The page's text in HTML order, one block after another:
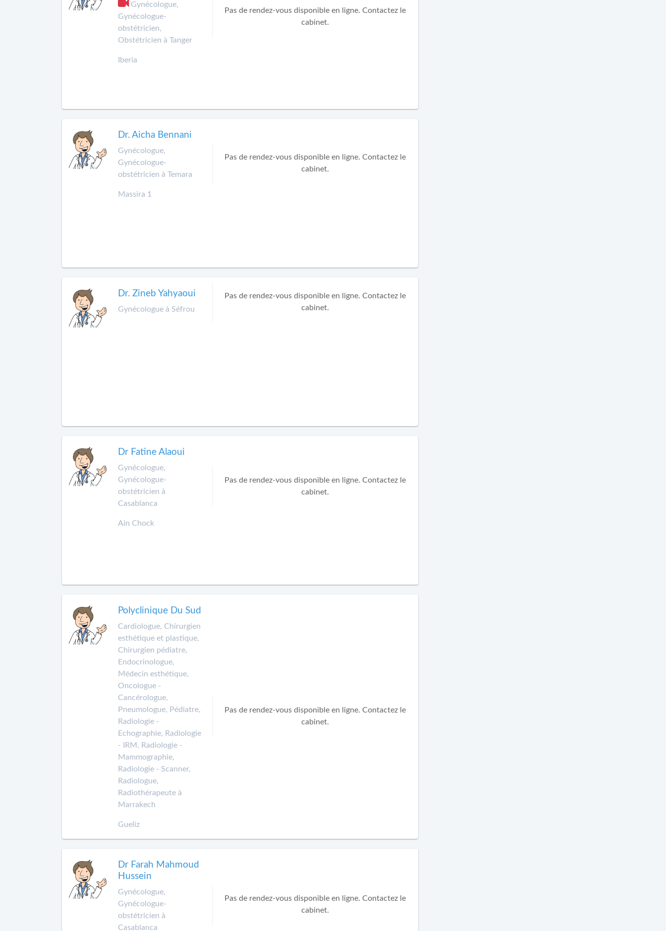
Gynécologue,
Gynécologue-
obstétricien,
Obstétricien à Tanger
Iberia
Pas de rendez-vous disponible en ligne. Contactez le
cabinet.
Dr. Aicha Bennani
Gynécologue,
Gynécologue-
obstétricien à Temara
Massira 1
Pas de rendez-vous disponible en ligne. Contactez le
cabinet.
Dr. Zineb Yahyaoui
Gynécologue à Séfrou
Pas de rendez-vous disponible en ligne. Contactez le
cabinet.
Dr Fatine Alaoui
Gynécologue,
Gynécologue-
obstétricien à
Casablanca
Ain Chock
Pas de rendez-vous disponible en ligne. Contactez le
cabinet.
Polyclinique Du Sud
Cardiologue, Chirurgien
esthétique et plastique,
Chirurgien pédiatre,
Endocrinologue,
Médecin esthétique,
Oncologue -
Cancérologue,
Pneumologue, Pédiatre,
Radiologie -
Echographie, Radiologie
- IRM, Radiologie -
Mammographie,
Radiologie - Scanner,
Radiologue,
Radiothérapeute à
Marrakech
Gueliz
Pas de rendez-vous disponible en ligne. Contactez le
cabinet.
Dr Farah Mahmoud
Hussein
Gynécologue,
Gynécologue-
obstétricien à
Casablanca
Pas de rendez-vous disponible en ligne. Contactez le
cabinet.